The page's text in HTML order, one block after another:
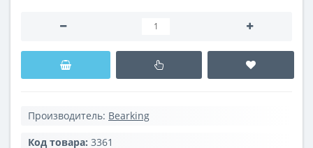
Производитель: Bearking
Код товара: 3361